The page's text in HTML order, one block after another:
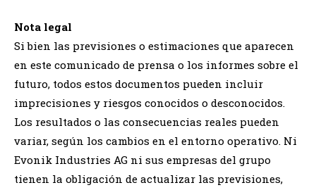
Nota legal
Si bien las previsiones o estimaciones que aparecen
en este comunicado de prensa o los informes sobre el
futuro, todos estos documentos pueden incluir
imprecisiones y riesgos conocidos o desconocidos.
Los resultados o las consecuencias reales pueden
variar, según los cambios en el entorno operativo. Ni
Evonik Industries AG ni sus empresas del grupo
tienen la obligación de actualizar las previsiones,